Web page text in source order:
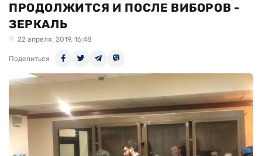
ПРОДОЛЖИТСЯ И ПОСЛЕ ВИБОРОВ -
ЗЕРКАЛЬ
22 апреля, 2019, 16:48
Поделиться